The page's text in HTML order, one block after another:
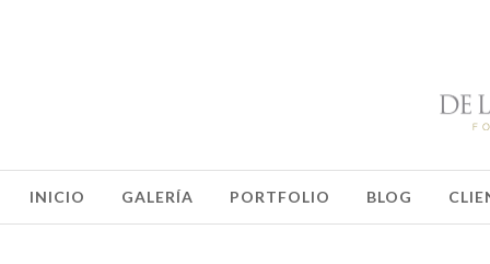
INICIO GALERÍA PORTFOLIO BLOG